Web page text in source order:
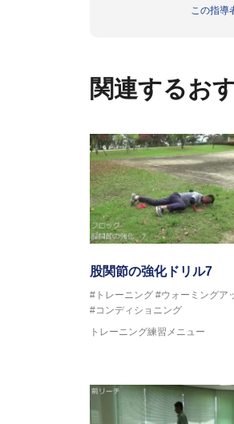
観音寺
丹原高
東温高
松山西
南宇和
八幡浜
IPU環
●資格●
強化が
この指導
関連するお
股関節の強化ドリル7
#トレーニング #ウォーミングア
#コンディショニング
トレーニング練習メニュー